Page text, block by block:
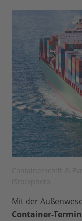
Mit der
Container-